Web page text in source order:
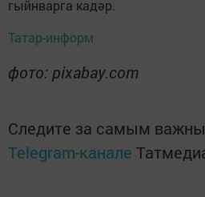
гыйнварга кадәр.
Татар-информ
фото: pixabay.com
Следите за самым
Telegram-канале